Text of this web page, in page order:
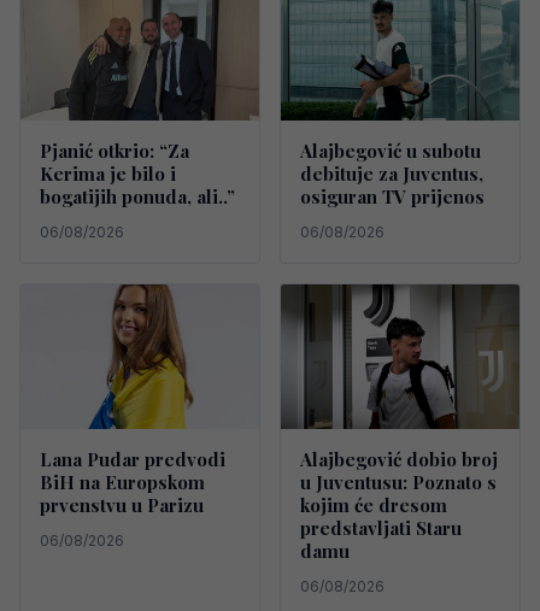
Pjanić otkrio: “Za
Kerima je bilo i
bogatijih ponuda, ali..”
06/08/2026
Alajbegović u subotu
debituje za Juventus,
osiguran TV prijenos
06/08/2026
Lana Pudar predvodi
BiH na Europskom
prvenstvu u Parizu
06/08/2026
Alajbegović dobio broj
u Juventusu: Poznato s
kojim će dresom
predstavljati Staru
damu
06/08/2026